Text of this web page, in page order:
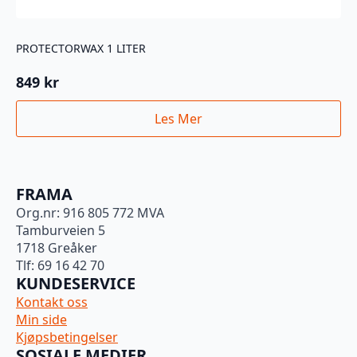
PROTECTORWAX 1 LITER
849 kr
Les Mer
FRAMA
Org.nr: 916 805 772 MVA
Tamburveien 5
1718 Greåker
Tlf: 69 16 42 70
KUNDESERVICE
Kontakt oss
Min side
Kjøpsbetingelser